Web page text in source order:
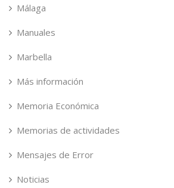
Málaga
Manuales
Marbella
Más información
Memoria Económica
Memorias de actividades
Mensajes de Error
Noticias